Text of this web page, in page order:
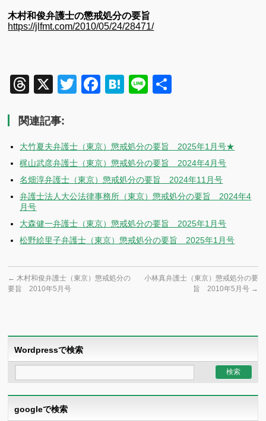
木村和俊弁護士の懲戒処分の要旨
https://jlfmt.com/2010/05/24/28471/
Threads
X TwitterFacebook
Hatena
Line
関連記事:
大竹夏夫弁護士（東京）懲戒処分の要旨 2025年1月号★
梶山武彦弁護士（東京）懲戒処分の要旨 2024年4月号
名畑淳弁護士（東京）懲戒処分の要旨 2024年11月号
弁護士法人大公法律事務所（東京）懲戒処分の要旨 2024年4
月号
大森健一弁護士（東京）懲戒処分の要旨 2025年1月号
松野絵里子弁護士（東京）懲戒処分の要旨 2025年1月号
← 木村和俊弁護士（東京）懲戒処分の
要旨 2010年5月号
小林真弁護士（東京）懲戒処分の要
旨 2010年5月号 →
Wordpressで検索
googleで検索